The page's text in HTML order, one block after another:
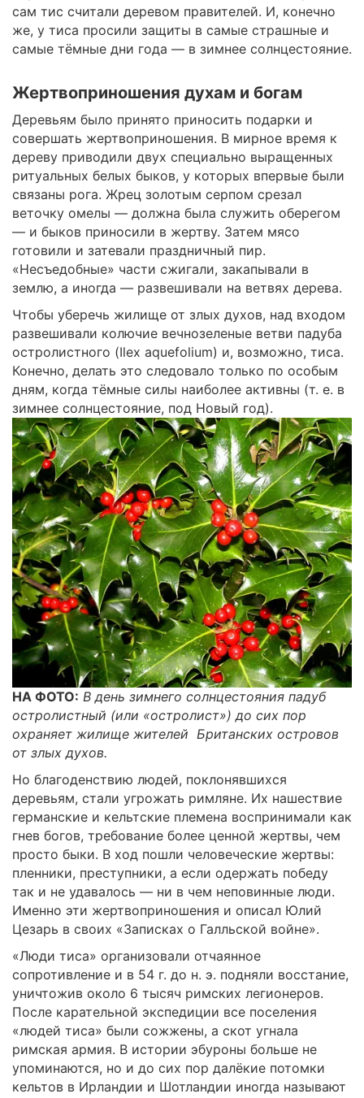
сам тис считали деревом правителей. И, конечно
же, у тиса просили защиты в самые страшные и
самые тёмные дни года — в зимнее солнцестояние.
Жертвоприношения духам и богам
Деревьям было принято приносить подарки и
совершать жертвоприношения. В мирное время к
дереву приводили двух специально выращенных
ритуальных белых быков, у которых впервые были
связаны рога. Жрец золотым серпом срезал
веточку омелы — должна была служить оберегом
— и быков приносили в жертву. Затем мясо
готовили и затевали праздничный пир.
«Несъедобные» части сжигали, закапывали в
землю, а иногда — развешивали на ветвях дерева.
Чтобы уберечь жилище от злых духов, над входом
развешивали колючие вечнозеленые ветви падуба
остролистного (Ilex aquefolium) и, возможно, тиса.
Конечно, делать это следовало только по особым
дням, когда тёмные силы наиболее активны (т. е. в
зимнее солнцестояние, под Новый год).
НА ФОТО: В день зимнего солнцестояния падуб
остролистный (или «остролист») до сих пор
охраняет жилище жителей Британских островов
от злых духов.
Но благоденствию людей, поклонявшихся
деревьям, стали угрожать римляне. Их нашествие
германские и кельтские племена воспринимали как
гнев богов, требование более ценной жертвы, чем
просто быки. В ход пошли человеческие жертвы:
пленники, преступники, а если одержать победу
так и не удавалось — ни в чем неповинные люди.
Именно эти жертвоприношения и описал Юлий
Цезарь в своих «Записках о Галльской войне».
«Люди тиса» организовали отчаянное
сопротивление и в 54 г. до н. э. подняли восстание,
уничтожив около 6 тысяч римских легионеров.
После карательной экспедиции все поселения
«людей тиса» были сожжены, а скот угнала
римская армия. В истории эбуроны больше не
упоминаются, но и до сих пор далёкие потомки
кельтов в Ирландии и Шотландии иногда называют